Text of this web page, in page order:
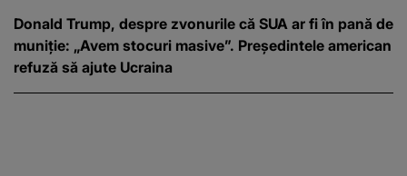
Donald Trump, despre zvonurile că SUA ar fi în pană de
muniție: „Avem stocuri masive”. Președintele american
refuză să ajute Ucraina